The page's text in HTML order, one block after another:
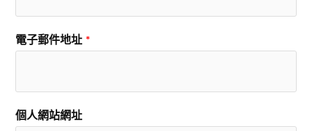
電子郵件地址 *
個人網站網址